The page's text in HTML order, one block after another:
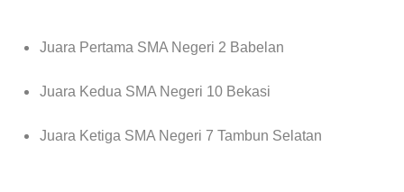
Juara Pertama SMA Negeri 2 Babelan
Juara Kedua SMA Negeri 10 Bekasi
Juara Ketiga SMA Negeri 7 Tambun Selatan